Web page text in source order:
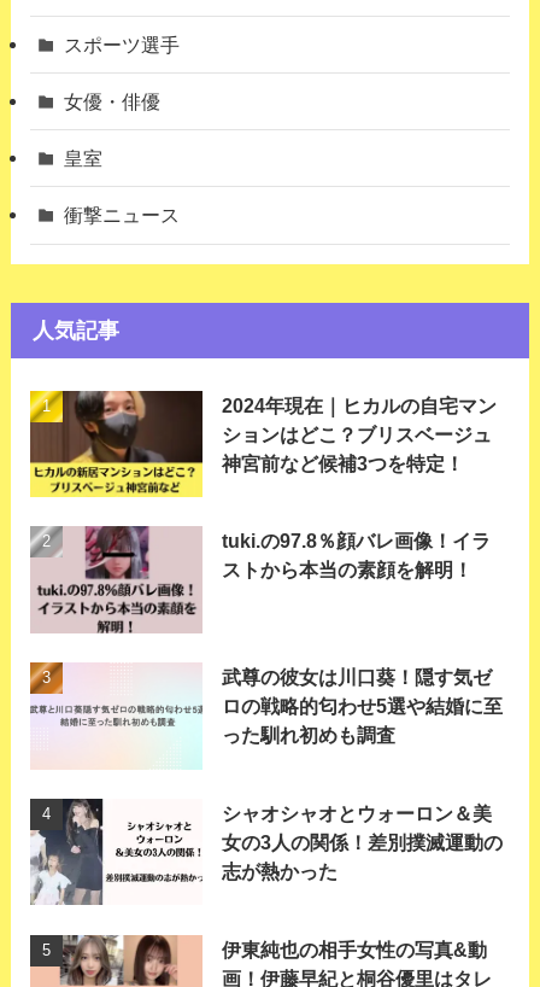
スポーツ選手
女優・俳優
皇室
衝撃ニュース
人気記事
2024年現在｜ヒカルの自宅マン
ションはどこ？ブリスベージュ
神宮前など候補3つを特定！
tuki.の97.8％顔バレ画像！イラ
ストから本当の素顔を解明！
武尊の彼女は川口葵！隠す気ゼ
ロの戦略的匂わせ5選や結婚に至
った馴れ初めも調査
シャオシャオとウォーロン＆美
女の3人の関係！差別撲滅運動の
志が熱かった
伊東純也の相手女性の写真&動
画！伊藤早紀と桐谷優里はタレ